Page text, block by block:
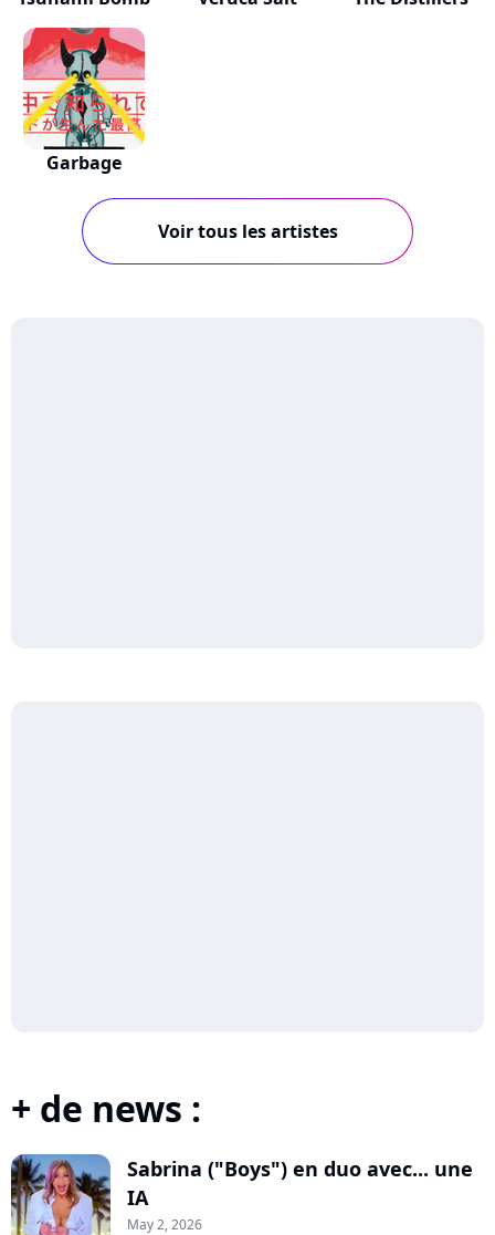
Garbage
Voir tous les artistes
+ de news :
Sabrina ("Boys") en duo avec... une
IA
May 2, 2026